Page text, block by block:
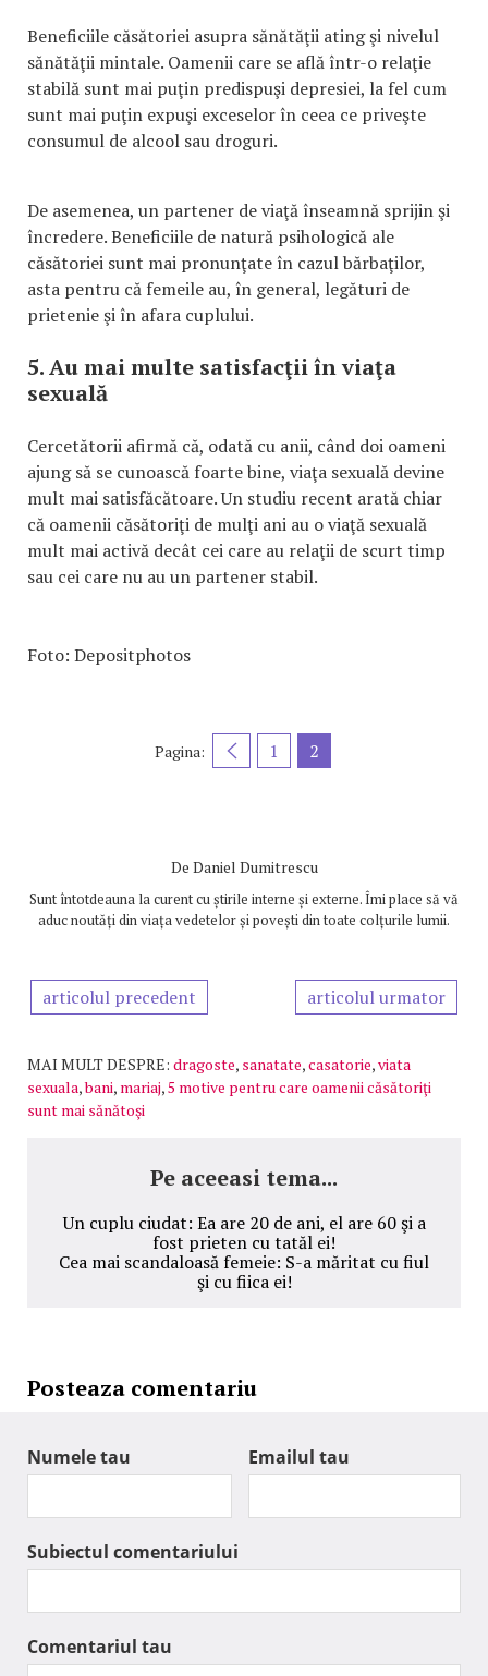
Beneficiile căsătoriei asupra sănătăţii ating şi nivelul
sănătăţii mintale. Oamenii care se află într-o relaţie
stabilă sunt mai puţin predispuşi depresiei, la fel cum
sunt mai puţin expuşi exceselor în ceea ce priveşte
consumul de alcool sau droguri.
De asemenea, un partener de viaţă înseamnă sprijin şi
încredere. Beneficiile de natură psihologică ale
căsătoriei sunt mai pronunţate în cazul bărbaţilor,
asta pentru că femeile au, în general, legături de
prietenie şi în afara cuplului.
5. Au mai multe satisfacţii în viaţa
sexuală
Cercetătorii afirmă că, odată cu anii, când doi oameni
ajung să se cunoască foarte bine, viaţa sexuală devine
mult mai satisfăcătoare. Un studiu recent arată chiar
că oamenii căsătoriţi de mulţi ani au o viaţă sexuală
mult mai activă decât cei care au relaţii de scurt timp
sau cei care nu au un partener stabil.
Foto: Depositphotos
Pagina: 1 2
De Daniel Dumitrescu
Sunt întotdeauna la curent cu știrile interne și externe. Îmi place să vă
aduc noutăți din viața vedetelor și povești din toate colțurile lumii.
articolul precedent articolul urmator
MAI MULT DESPRE: dragoste, sanatate,casatorie,viata
sexuala,bani, mariaj,5 motive pentru care oamenii căsătoriţi
sunt mai sănătoşi
Pe aceeasi tema...
Un cuplu ciudat: Ea are 20 de ani, el are 60 şi a
fost prieten cu tatăl ei!
Cea mai scandaloasă femeie: S-a măritat cu fiul
şi cu fiica ei!
Posteaza comentariu
Numele tau Emailul tau
Subiectul comentariului
Comentariul tau